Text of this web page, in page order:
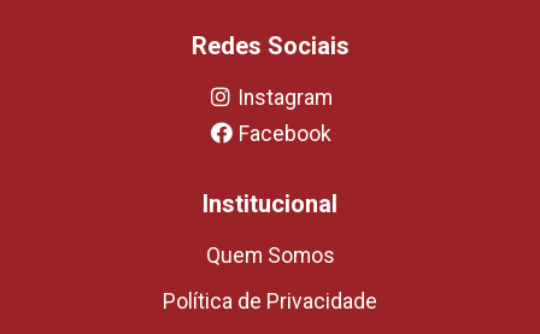
Redes Sociais
Instagram
Facebook
Institucional
Quem Somos
Política de Privacidade